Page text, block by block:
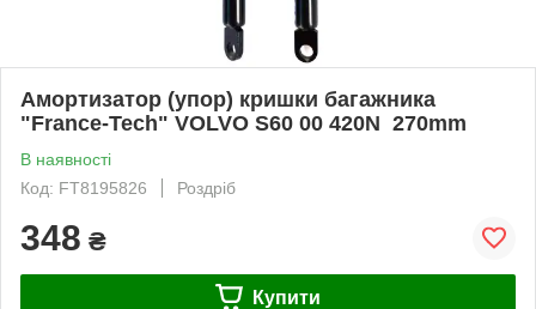
Амортизатор (упор) кришки багажника
"France-Tech" VOLVO S60 00 420N 270mm
В наявності
Код: FT8195826
Роздріб
348 ₴
Купити